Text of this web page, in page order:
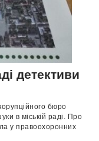
детективи
бюро
в міській раді. Про
у правоохоронних